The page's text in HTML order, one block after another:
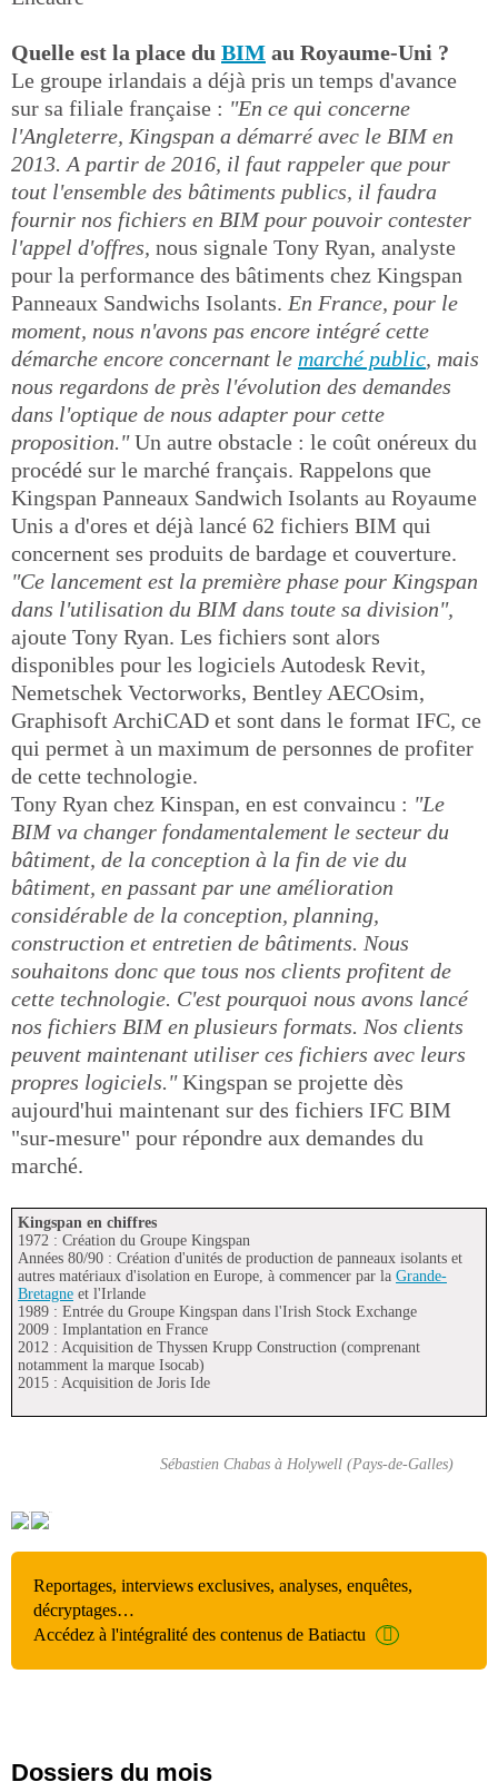
Quelle est la place du BIM au Royaume-Uni ?
Le groupe irlandais a déjà pris un temps d'avance
sur sa filiale française : "En ce qui concerne
l'Angleterre, Kingspan a démarré avec le BIM en
2013. A partir de 2016, il faut rappeler que pour
tout l'ensemble des bâtiments publics, il faudra
fournir nos fichiers en BIM pour pouvoir contester
l'appel d'offres, nous signale Tony Ryan, analyste
pour la performance des bâtiments chez Kingspan
Panneaux Sandwichs Isolants. En France, pour le
moment, nous n'avons pas encore intégré cette
démarche encore concernant le marché public, mais
nous regardons de près l'évolution des demandes
dans l'optique de nous adapter pour cette
proposition."Un autre obstacle : le coût onéreux du
procédé sur le marché français. Rappelons que
Kingspan Panneaux Sandwich Isolants au Royaume
Unis a d'ores et déjà lancé 62 fichiers BIM qui
concernent ses produits de bardage et couverture.
"Ce lancement est la première phase pour Kingspan
dans l'utilisation du BIM dans toute sa division",
ajoute Tony Ryan. Les fichiers sont alors
disponibles pour les logiciels Autodesk Revit,
Nemetschek Vectorworks, Bentley AECOsim,
Graphisoft ArchiCAD et sont dans le format IFC, ce
qui permet à un maximum de personnes de profiter
de cette technologie.
Tony Ryan chez Kinspan, en est convaincu : "Le
BIM va changer fondamentalement le secteur du
bâtiment, de la conception à la fin de vie du
bâtiment, en passant par une amélioration
considérable de la conception, planning,
construction et entretien de bâtiments. Nous
souhaitons donc que tous nos clients profitent de
cette technologie. C'est pourquoi nous avons lancé
nos fichiers BIM en plusieurs formats. Nos clients
peuvent maintenant utiliser ces fichiers avec leurs
propres logiciels."Kingspan se projette dès
aujourd'hui maintenant sur des fichiers IFC BIM
"sur-mesure" pour répondre aux demandes du
marché.
Kingspan en chiffres
1972 : Création du Groupe Kingspan
Années 80/90 : Création d'unités de production de panneaux isolants et
autres matériaux d'isolation en Europe, à commencer par la Grande-
Bretagne et l'Irlande
1989 : Entrée du Groupe Kingspan dans l'Irish Stock Exchange
2009 : Implantation en France
2012 : Acquisition de Thyssen Krupp Construction (comprenant
notamment la marque Isocab)
2015 : Acquisition de Joris Ide
Sébastien Chabas à Holywell (Pays-de-Galles)
Reportages, interviews exclusives, analyses, enquêtes,
décryptages…
Accédez à l'intégralité des contenus de Batiactu
Dossiers du mois